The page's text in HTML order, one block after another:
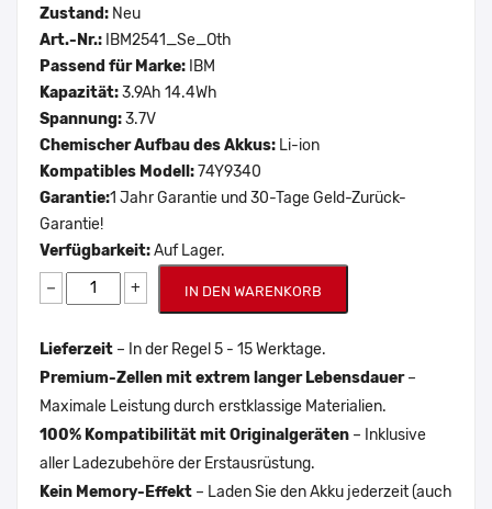
Zustand: Neu
Art.-Nr.: IBM2541_Se_Oth
Passend für Marke: IBM
Kapazität:3.9Ah 14.4Wh
Spannung:3.7V
Chemischer Aufbau des Akkus: Li-ion
Kompatibles Modell:74Y9340
Garantie:1 Jahr Garantie und 30-Tage Geld-Zurück-
Garantie!
Verfügbarkeit:Auf Lager.
− + IN DEN WARENKORB
Lieferzeit – In der Regel 5 - 15 Werktage.
Premium-Zellen mit extrem langer Lebensdauer–
Maximale Leistung durch erstklassige Materialien.
100% Kompatibilität mit Originalgeräten – Inklusive
aller Ladezubehöre der Erstausrüstung.
Kein Memory-Effekt – Laden Sie den Akku jederzeit (auch